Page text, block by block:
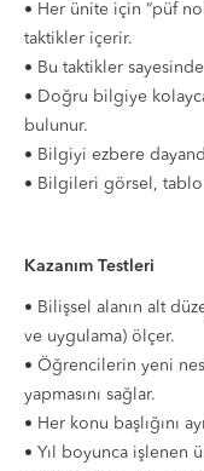
• Her ünite için “püf
taktikler içerir.
• Bu taktikler
• Doğru bilgiye
bulunur.
• Bilgiyi ezbere
• Bilgileri görsel,
Kazanım Testleri
• Bilişsel alanın alt
ve uygulama) ölçer.
• Öğrencilerin yeni
yapmasını sağlar.
• Her konu başlığını
• Yıl boyunca işlenen